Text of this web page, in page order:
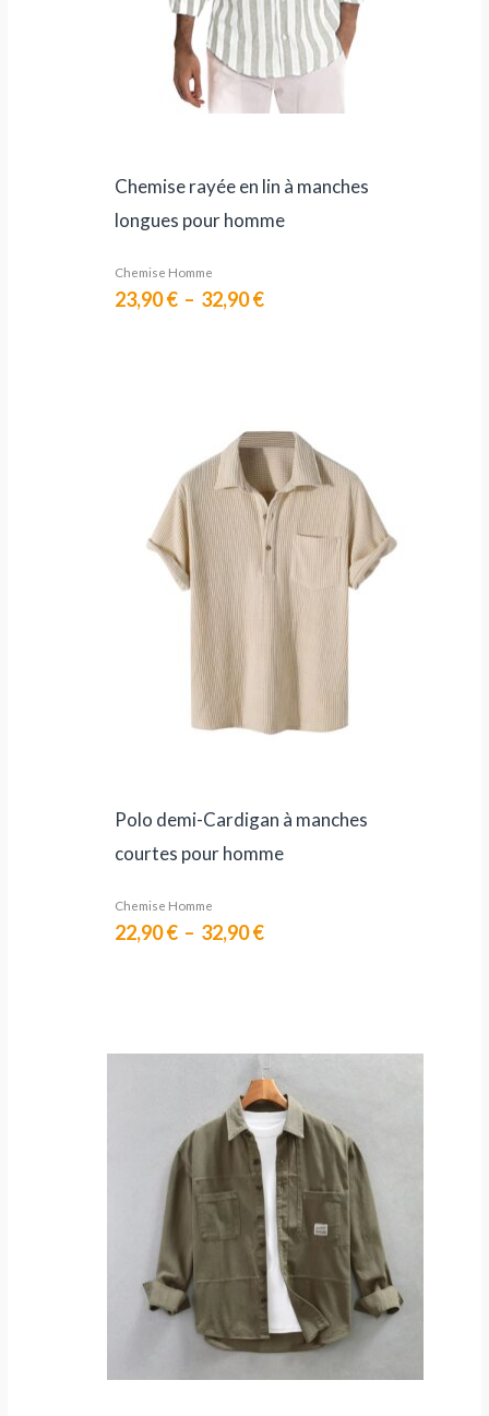
Chemise rayée en lin à manches
longues pour homme
Chemise Homme
23,90€ – 32,90€
Polo demi-Cardigan à manches
courtes pour homme
Chemise Homme
22,90€ – 32,90€
prix :
22,90 €
à
32,90 €
prix
était :
122,90 €.
prix
actuel
est :
61,90 €.